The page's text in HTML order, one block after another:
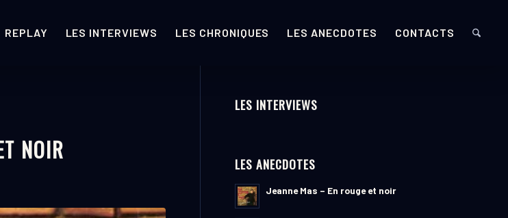
REPLAY LES INTERVIEWS LES CHRONIQUES LES ANECDOTES CONTACTS
NOIR
LES INTERVIEWS
LES ANECDOTES
Jeanne Mas – En rouge et noir